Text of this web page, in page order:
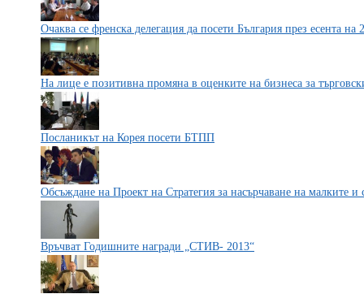
Очаква се френска делегация да посети България през есента на
На лице е позитивна промяна в оценките на бизнеса за
Посланикът на Корея посети БТПП
Обсъждане на Проект на Стратегия за насърчаване на малките и
Връчват Годишните награди „СТИВ- 2013“